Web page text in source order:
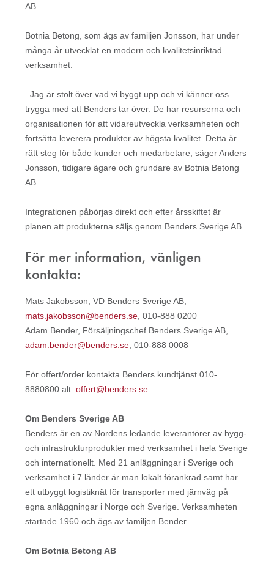
AB.
Botnia Betong, som ägs av familjen Jonsson, har under
många år utvecklat en modern och kvalitetsinriktad
verksamhet.
–Jag är stolt över vad vi byggt upp och vi känner oss
trygga med att Benders tar över. De har resurserna och
organisationen för att vidareutveckla verksamheten och
fortsätta leverera produkter av högsta kvalitet. Detta är
rätt steg för både kunder och medarbetare, säger Anders
Jonsson, tidigare ägare och grundare av Botnia Betong
AB.
Integrationen påbörjas direkt och efter årsskiftet är
planen att produkterna säljs genom Benders Sverige AB.
För mer information, vänligen
kontakta:
Mats Jakobsson, VD Benders Sverige AB,
mats.jakobsson@benders.se , 010-888 0200
Adam Bender, Försäljningschef Benders Sverige AB,
adam.bender@benders.se , 010-888 0008
För offert/order kontakta Benders kundtjänst 010-
8880800 alt.offert@benders.se
Om Benders Sverige AB
Benders är en av Nordens ledande leverantörer av bygg-
och infrastrukturprodukter med verksamhet i hela Sverige
och internationellt. Med 21 anläggningar i Sverige och
verksamhet i 7 länder är man lokalt förankrad samt har
ett utbyggt logistiknät för transporter med järnväg på
egna anläggningar i Norge och Sverige. Verksamheten
startade 1960 och ägs av familjen Bender.
Om Botnia Betong AB